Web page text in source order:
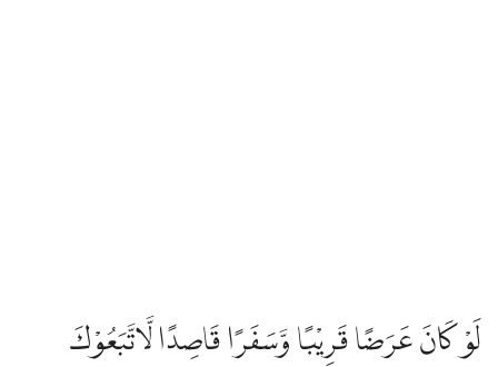
لَوْ كَانَ عَرَضًا قَرِيْبًا وَّسَفَرًا قَاصِدًا لَّاتَّبَعُوْكَ